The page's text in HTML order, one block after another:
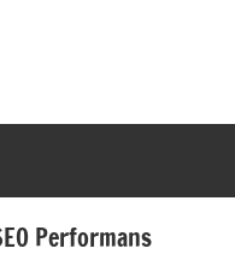
Performans